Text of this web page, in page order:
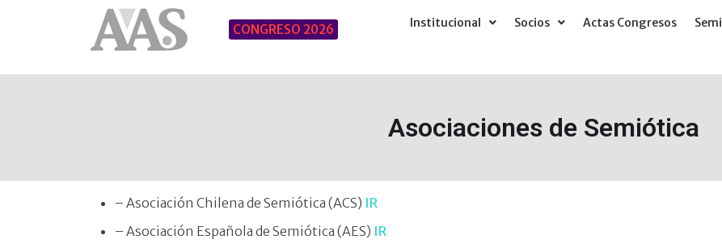
CONGRESO 2026 Institucional Socios Actas Congresos
Asociaciones de Semiótica
– Asociación Chilena de Semiótica (ACS) IR
– Asociación Española de Semiótica (AES) IR